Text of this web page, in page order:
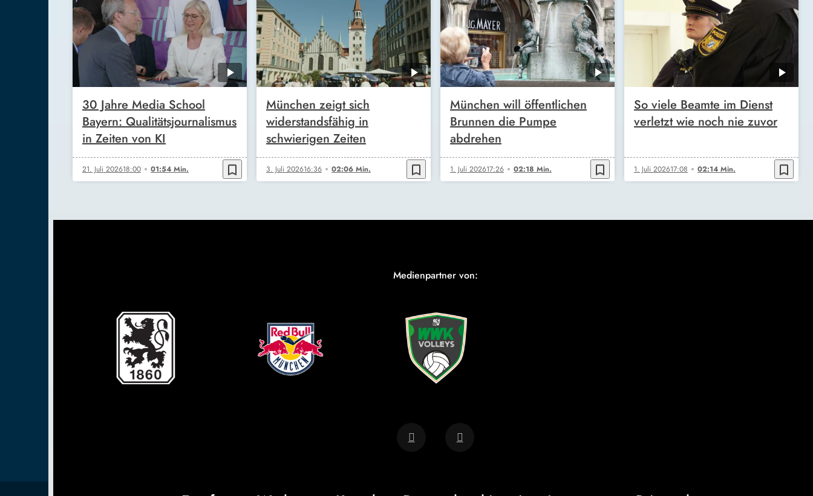
30 Jahre Media School
Bayern: Qualitätsjournalismus
in Zeiten von KI
21. Juli 202618:00 01:54 Min. bookmark_border
München zeigt sich
widerstandsfähig in
schwierigen Zeiten
3. Juli 202616:36 02:06 Min. bookmark_border
München will öffentlichen
Brunnen die Pumpe
abdrehen
1. Juli 202617:26 02:18 Min. bookmark_border
So viele Beamte im Dienst
verletzt wie noch nie zuvor
1. Juli 202617:08 02:14 Min. bookmark_border
Medienpartner von: